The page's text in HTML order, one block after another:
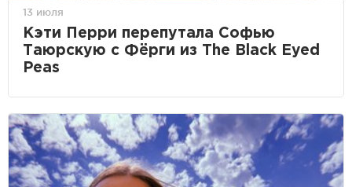
13 июля
Кэти Перри перепутала Софью
Таюрскую с Фёрги из The Black Eyed
Peas